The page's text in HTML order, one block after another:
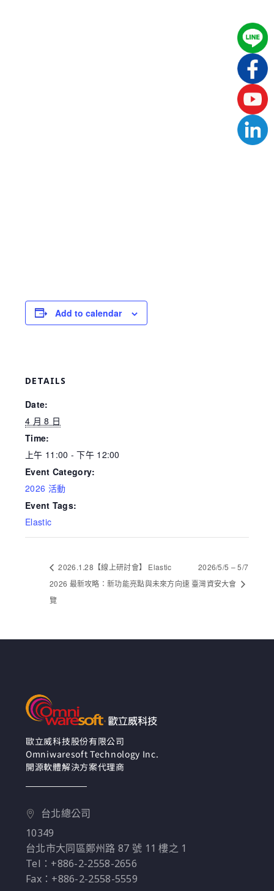
Add to calendar
DETAILS
Date:
4 月 8 日
Time:
上午 11:00 - 下午 12:00
Event Category:
2026 活動
Event Tags:
Elastic
2026.1.28【線上研討會】 Elastic
2026 最新攻略：新功能亮點與未來方向速
覽
2026/5/5 – 5/7
臺灣資安大會
歐立威科技股份有限公司
Omniwaresoft Technology Inc.
開源軟體解決方案代理商
台北總公司
10349
台北市大同區鄭州路 87 號 11 樓之 1
Tel：+886-2-2558-2656
Fax：+886-2-2558-5559